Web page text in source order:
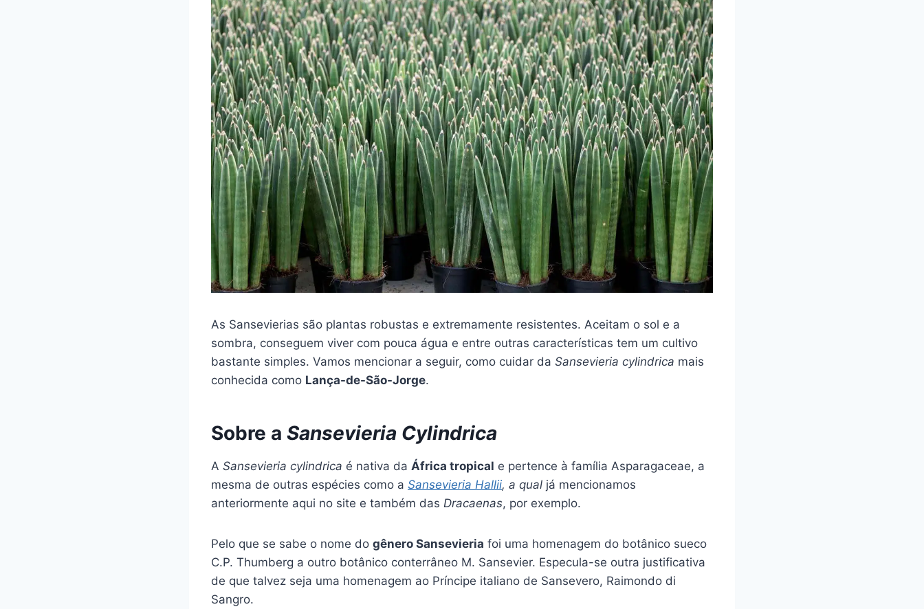
As Sansevierias são plantas robustas e extremamente resistentes. Aceitam o sol e a
sombra, conseguem viver com pouca água e entre outras características tem um cultivo
bastante simples. Vamos mencionar a seguir, como cuidar da Sansevieria cylindrica mais
conhecida como Lança-de-São-Jorge.
Sobre a Sansevieria Cylindrica
A Sansevieria cylindrica é nativa da África tropical e pertence à família Asparagaceae, a
mesma de outras espécies como a Sansevieria Hallii, a qual já mencionamos
anteriormente aqui no site e também das Dracaenas, por exemplo.
Pelo que se sabe o nome do gênero Sansevieria foi uma homenagem do botânico sueco
C.P. Thumberg a outro botânico conterrâneo M. Sansevier. Especula-se outra justificativa
de que talvez seja uma homenagem ao Príncipe italiano de Sansevero, Raimondo di
Sangro.